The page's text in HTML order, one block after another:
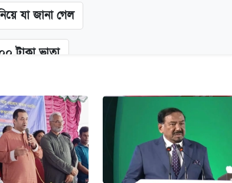
যা জানা গেল
টাকা ভাতা
দুইজন আটক
খান